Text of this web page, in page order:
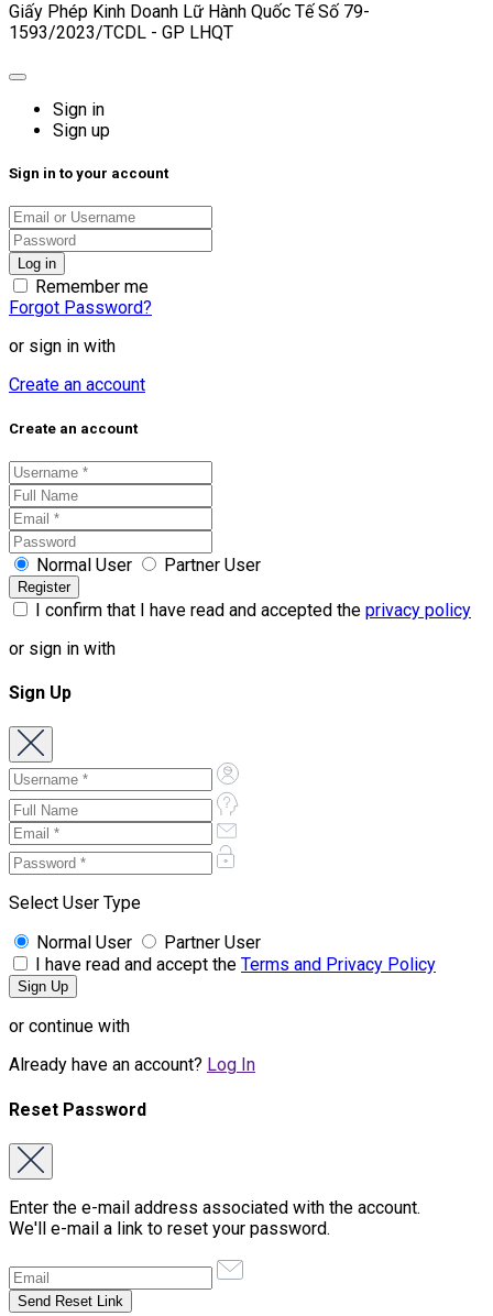
Giấy Phép Kinh Doanh Lữ Hành Quốc Tế Số 79-
1593/2023/TCDL - GP LHQT
Sign in
Sign up
Sign in to your account
Remember me
Forgot Password?
or sign in with
Create an account
Create an account
Normal User Partner User
I confirm that I have read and accepted the privacy policy
or sign in with
Sign Up
Select User Type
Normal User
Partner User
I have read and accept the Terms and Privacy Policy
or continue with
Already have an account? Log In
Reset Password
Enter the e-mail address associated with the account.
We'll e-mail a link to reset your password.